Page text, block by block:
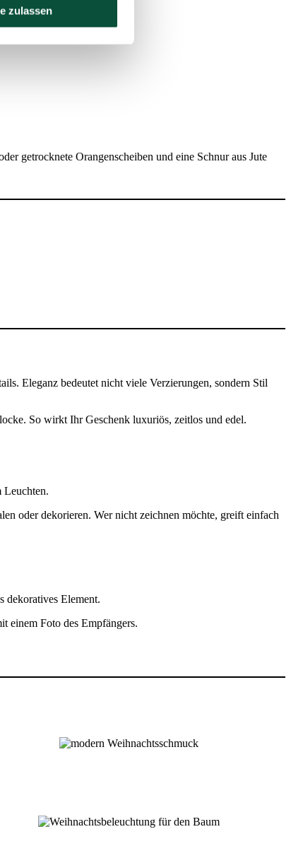
zulassen
getrocknete Orangenscheiben und eine Schnur aus Jute
Eleganz bedeutet nicht viele Verzierungen, sondern Stil
So wirkt Ihr Geschenk luxuriös, zeitlos und edel.
Leuchten.
oder dekorieren. Wer nicht zeichnen möchte, greift einfach
dekoratives Element.
einem Foto des Empfängers.